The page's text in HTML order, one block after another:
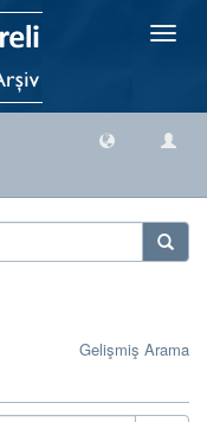
Geçiş
Gelişmiş Arama